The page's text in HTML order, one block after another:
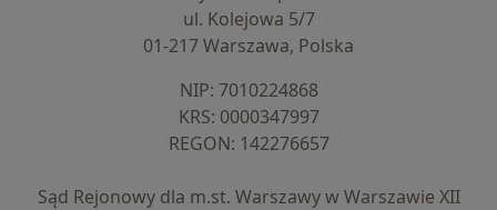
ul. Kolejowa 5/7
01-217 Warszawa, Polska
NIP: ⁠7010224868
KRS: ⁠0000347997
REGON: ⁠142276657
Sąd Rejonowy dla m.st. Warszawy w Warszawie XII